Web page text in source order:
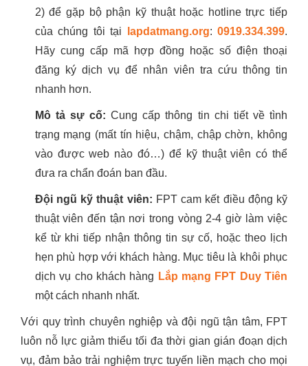
2) để gặp bộ phận kỹ thuật hoặc hotline trực tiếp
của chúng tôi tại
lapdatmang.org:0919.334.399.
Hãy cung cấp mã hợp đồng hoặc số điện thoại
đăng ký dịch vụ để nhân viên tra cứu thông tin
nhanh hơn.
Mô tả sự cố: Cung cấp thông tin chi tiết về tình
trạng mạng (mất tín hiệu, chậm, chập chờn, không
vào được web nào đó…) để kỹ thuật viên có thể
đưa ra chẩn đoán ban đầu.
Đội ngũ kỹ thuật viên: FPT cam kết điều động kỹ
thuật viên đến tận nơi trong vòng 2-4 giờ làm việc
kể từ khi tiếp nhận thông tin sự cố, hoặc theo lịch
hẹn phù hợp với khách hàng. Mục tiêu là khôi phục
dịch vụ cho khách hàng Lắp mạng FPT Duy Tiên
một cách nhanh nhất.
Với quy trình chuyên nghiệp và đội ngũ tận tâm, FPT
luôn nỗ lực giảm thiểu tối đa thời gian gián đoạn dịch
vụ, đảm bảo trải nghiệm trực tuyến liền mạch cho mọi